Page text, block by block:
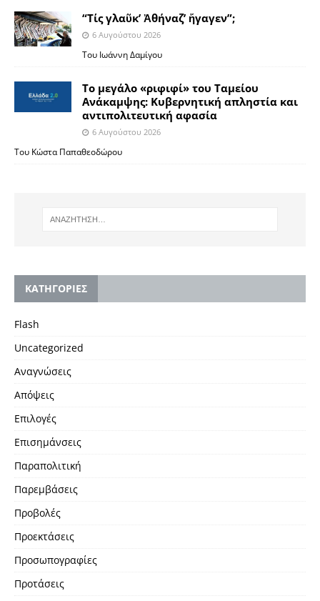
“Τίς γλαῦκ’ Ἀθήναζ’ ἤγαγεν”;
6 Αυγούστου 2026
Του Ιωάννη Δαμίγου
Το μεγάλο «ριφιφί» του Ταμείου
Ανάκαμψης: Κυβερνητική απληστία και
αντιπολιτευτική αφασία
6 Αυγούστου 2026
Του Κώστα Παπαθεοδώρου
KΑΤΗΓΟΡΙΕΣ
Flash
Uncategorized
Αναγνώσεις
Απόψεις
Επιλογές
Επισημάνσεις
Παραπολιτική
Παρεμβάσεις
Προβολές
Προεκτάσεις
Προσωπογραφίες
Προτάσεις